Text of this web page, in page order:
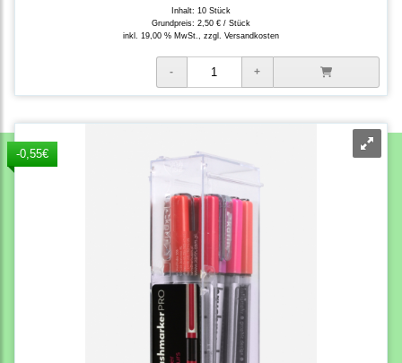
Inhalt: 10 Stück
Grundpreis: 2,50 € / Stück
inkl. 19,00 % MwSt., zzgl. Versandkosten
-0,55€